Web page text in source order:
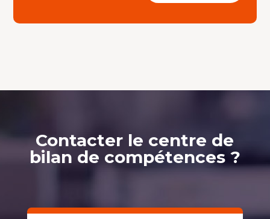
Contacter le centre de
bilan de compétences ?